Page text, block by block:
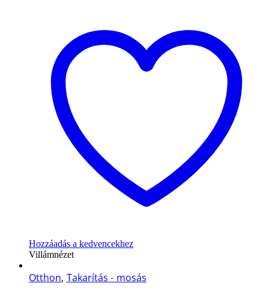
Hozzáadás a kedvencekhez
Villámnézet
Otthon, Takarítás - mosás